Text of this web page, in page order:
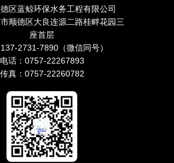
区蓝鲸环保水务工程有限公司
顺德区大良连源二路桂畔花园三
座首层
2731-7890（微信同号）
电话：0757-22267893
传真：0757-22260782